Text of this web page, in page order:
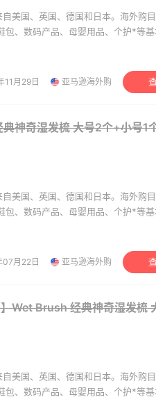
美国、英国、德国和日本。海外购
、数码产品、母婴用品、个护*等基
11月29日 亚马逊海外购
神奇湿发梳 大号2个+小号1
美国、英国、德国和日本。海外购
、数码产品、母婴用品、个护*等基
07月22日 亚马逊海外购
Wet Brush 经典神奇湿发梳
美国、英国、德国和日本。海外购
、数码产品、母婴用品、个护*等基
10天5小时
Mytheresa
新热卖 关
Mytheresa
礼低门槛入手
Ganni、
低至4折+